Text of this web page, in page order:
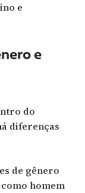
e
e
do
diferenças
de gênero
homem